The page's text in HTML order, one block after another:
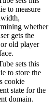
to measure
whether
gets the
old player
sets this
to store the
cookie
state for the
domain.